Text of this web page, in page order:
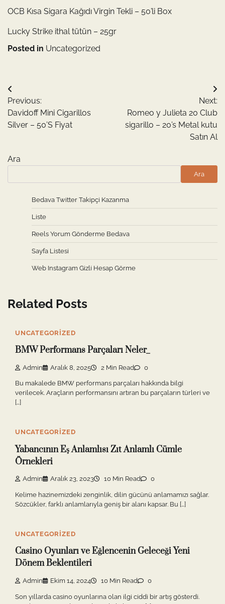
OCB Kısa Sigara Kağıdı Virgin Tekli – 50’li Box
Lucky Strike ithal tütün – 25gr
Posted in Uncategorized
Yazı
gezinmesi
Previous:
Davidoff Mini Cigarillos
Silver – 50’S Fiyat
Next:
Romeo y Julieta 20 Club
sigarillo – 20’s Metal kutu
Satın Al
Ara
Ara
Bedava Twitter Takipçi Kazanma
Liste
Reels Yorum Gönderme Bedava
Sayfa Listesi
Web Instagram Gizli Hesap Görme
Related Posts
UNCATEGORIZED
BMW Performans Parçaları Neler_
Admin Aralık 8, 2025 2 Min Read 0
Bu makalede BMW performans parçaları hakkında bilgi
verilecek. Araçların performansını artıran bu parçaların türleri ve
[…]
UNCATEGORIZED
Yabancının Eş Anlamlısı Zıt Anlamlı Cümle
Örnekleri
Admin Aralık 23, 2023 10 Min Read 0
Kelime hazinemizdeki zenginlik, dilin gücünü anlamamızı sağlar.
Sözcükler, farklı anlamlarıyla geniş bir alanı kapsar. Bu […]
UNCATEGORIZED
Casino Oyunları ve Eğlencenin Geleceği Yeni
Dönem Beklentileri
Admin Ekim 14, 2024 10 Min Read 0
Son yıllarda casino oyunlarına olan ilgi ciddi bir artış gösterdi.